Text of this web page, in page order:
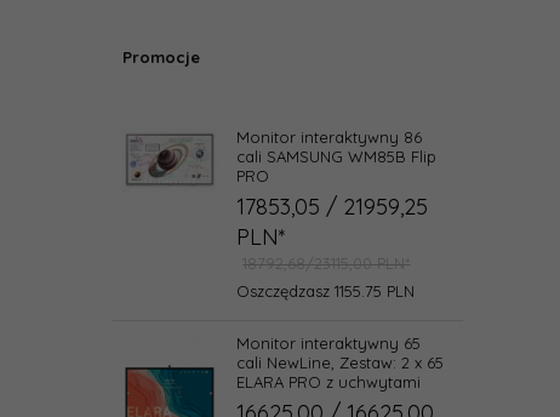
Promocje
Monitor interaktywny 86
cali SAMSUNG WM85B Flip
PRO
17853,05 / 21959,25
PLN*
18792,68/23115,00 PLN*
Oszczędzasz 1155.75 PLN
Monitor interaktywny 65
cali NewLine, Zestaw: 2 x 65
ELARA PRO z uchwytami